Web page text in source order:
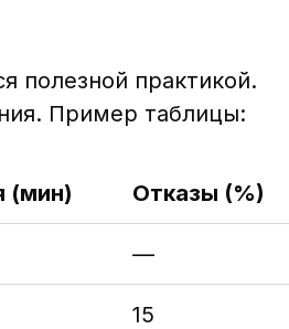
полезной практикой.
Пример таблицы:
(мин) Отказы (%)
—
15